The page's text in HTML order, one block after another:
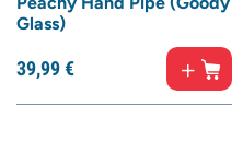
Glass)
39,99€